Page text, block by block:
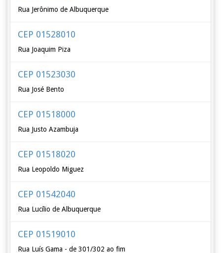
Rua Jerônimo de Albuquerque
CEP 01528010
Rua Joaquim Piza
CEP 01523030
Rua José Bento
CEP 01518000
Rua Justo Azambuja
CEP 01518020
Rua Leopoldo Miguez
CEP 01542040
Rua Lucílio de Albuquerque
CEP 01519010
Rua Luís Gama - de 301/302 ao fim